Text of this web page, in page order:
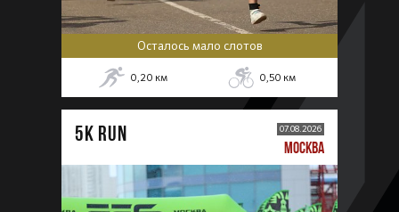
Осталось мало слотов
0,20 км 0,50 км
5К RUN 07.08.2026
МОСКВА